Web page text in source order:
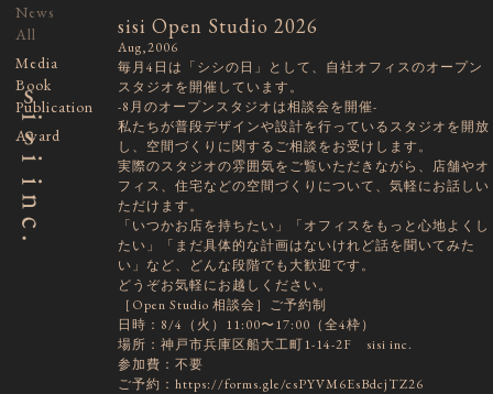
News
All
Media
Book
Publication
Award
sisi Open Studio 2026
Aug,2006
毎月4日は「シシの日」として、自社オフィスのオープン
スタジオを開催しています。
-8月のオープンスタジオは相談会を開催-
私たちが普段デザインや設計を行っているスタジオを開放
し、空間づくりに関するご相談をお受けします。
実際のスタジオの雰囲気をご覧いただきながら、店舗やオ
フィス、住宅などの空間づくりについて、気軽にお話しい
ただけます。
「いつかお店を持ちたい」「オフィスをもっと心地よくし
たい」「まだ具体的な計画はないけれど話を聞いてみた
い」など、どんな段階でも大歓迎です。
どうぞお気軽にお越しください。
［Open Studio 相談会］ご予約制
日時：8/4（火）11:00〜17:00（全4枠）
場所：神戸市兵庫区船大工町1-14-2F sisi inc.
参加費：不要
ご予約：https://forms.gle/csPYVM6EsBdcjTZ26